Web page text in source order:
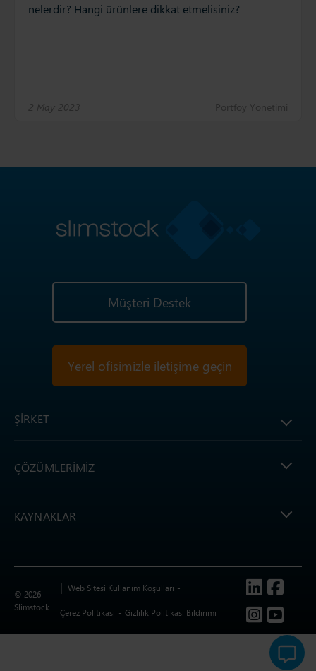
nelerdir? Hangi ürünlere dikkat etmelisiniz?
2 May 2023 Portföy Yönetimi
Müşteri Destek
Yerel ofisimizle iletişime geçin
ŞIRKET
ÇÖZÜMLERIMIZ
KAYNAKLAR
© 2026
Slimstock
Web Sitesi Kullanım Koşulları
Çerez Politikası Gizlilik Politikası Bildirimi
Follow us